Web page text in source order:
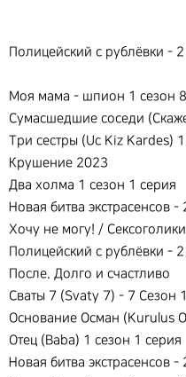
Полицейский с рублёвки -
Моя мама - шпион 1 сезон
Сумасшедшие соседи
Три сестры (Uc Kiz Kardes)
Крушение 2023
Два холма 1 сезон 1 серия
Новая битва экстрасенсов
Хочу не могу! /
Полицейский с рублёвки -
После. Долго и счастливо
Сваты 7 (Svaty 7) - 7 Сезон
Основание Осман (Kurulus
Отец (Baba) 1 сезон 1 серия
Новая битва экстрасенсов